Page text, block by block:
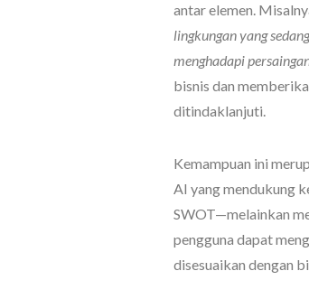
antar elemen.
lingkungan yang
menghadapi
bisnis dan
ditindaklanjuti.
Kemampuan ini
AI yang mendukung
SWOT—melainkan
pengguna dapat
disesuaikan dengan